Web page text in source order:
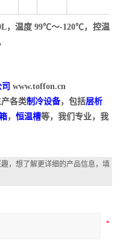
，温度 99℃～-120℃，控温
www.toffon.cn
各类制冷设备，包括层析
，恒温槽等，我们专业，我
，想了解更详细的产品信息，填